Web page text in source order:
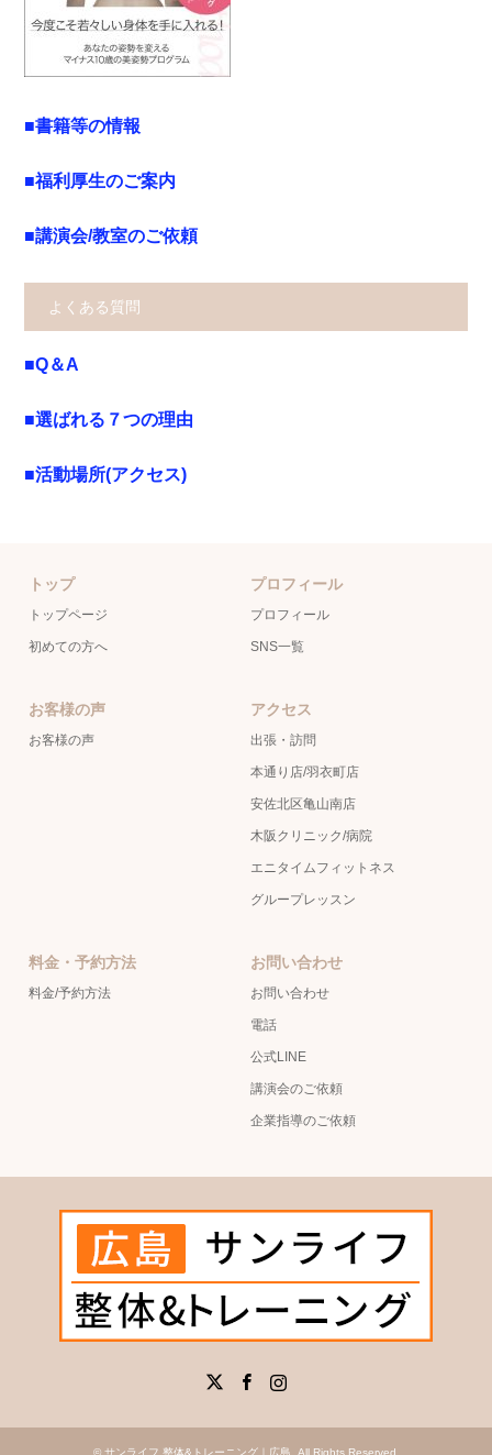
■書籍等の情報
■福利厚生のご案内
■講演会/教室のご依頼
よくある質問
■Q＆A
■選ばれる７つの理由
■活動場所(アクセス)
トップ
トップページ
初めての方へ
プロフィール
プロフィール
SNS一覧
お客様の声
お客様の声
アクセス
出張・訪問
本通り店/羽衣町店
安佐北区亀山南店
木阪クリニック/病院
エニタイムフィットネス
グループレッスン
料金・予約方法
料金/予約方法
お問い合わせ
お問い合わせ
電話
公式LINE
講演会のご依頼
企業指導のご依頼
© サンライフ 整体&トレーニング｜広島 . All Rights Reserved.